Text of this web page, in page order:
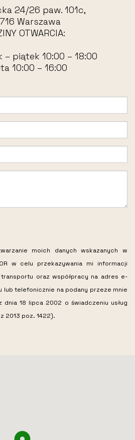
24/26 paw. 101c,
Warszawa
OTWARCIA:
– piątek 10:00 – 18:00
10:00 – 16:00
moich danych wskazanych w
w celu przekazywania mi informacji
oraz współpracy na adres e-
lub telefonicznie na podany przeze mnie
dnia 18 lipca 2002 o świadczeniu usług
2013 poz. 1422).